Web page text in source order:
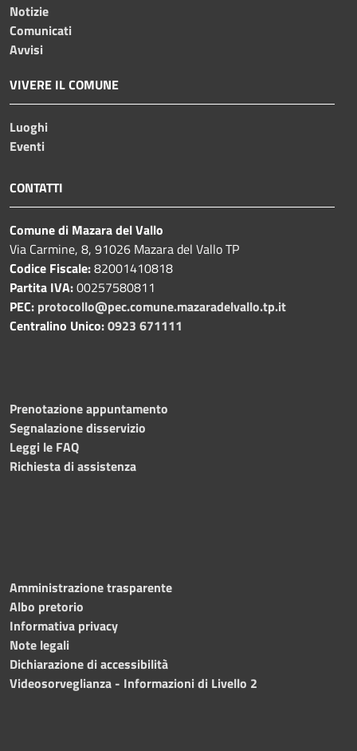
Notizie
Comunicati
Avvisi
VIVERE IL COMUNE
Luoghi
Eventi
CONTATTI
Comune di Mazara del Vallo
Via Carmine, 8, 91026 Mazara del Vallo TP
Codice Fiscale:82001410818
Partita IVA:00257580811
PEC: protocollo@pec.comune.mazaradelvallo.tp.it
Centralino Unico:0923 671111
Prenotazione appuntamento
Segnalazione disservizio
Leggi le FAQ
Richiesta di assistenza
Amministrazione trasparente
Albo pretorio
Informativa privacy
Note legali
Dichiarazione di accessibilità
Videosorveglianza - Informazioni di Livello 2